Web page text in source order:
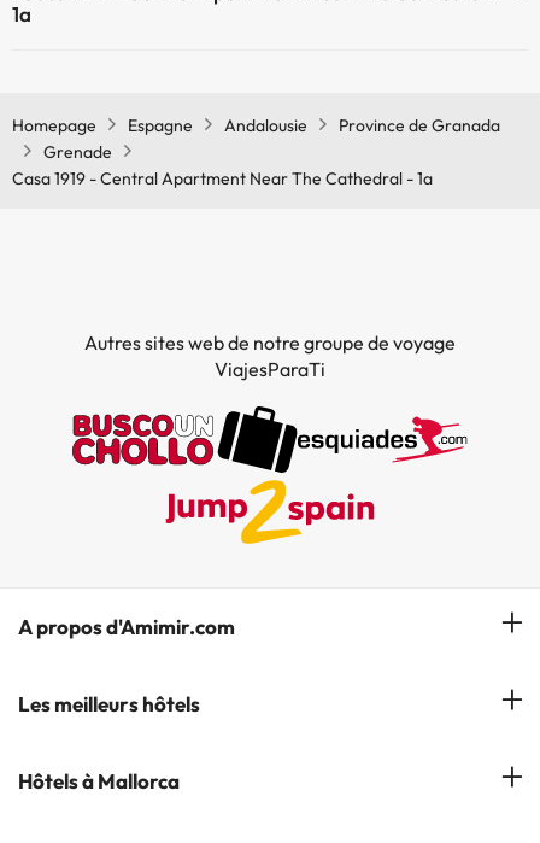
1a
Homepage
Espagne Andalousie
Province de Granada
Grenade
Casa 1919 - Central Apartment Near The Cathedral - 1a
Autres sites web de notre groupe de voyage
ViajesParaTi
A propos d'Amimir.com
Notre équipe
S'abonner à notre bulletin d'information
Les meilleurs hôtels
Hôtels à Salou
Hôtels à Mallorca